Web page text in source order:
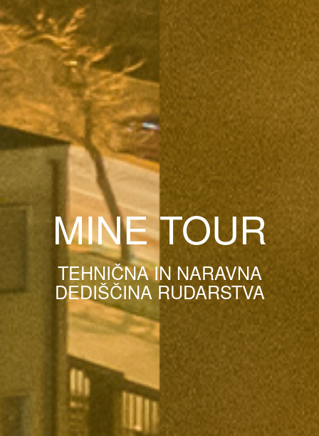
MINE TOUR
TEHNIČNA IN NARAVNA
DEDIŠČINA RUDARSTVA